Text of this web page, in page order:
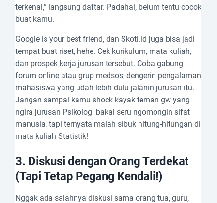
terkenal,” langsung daftar. Padahal, belum tentu cocok
buat kamu.
Google is your best friend, dan Skoti.id juga bisa jadi
tempat buat riset, hehe. Cek kurikulum, mata kuliah,
dan prospek kerja jurusan tersebut. Coba gabung
forum online atau grup medsos, dengerin pengalaman
mahasiswa yang udah lebih dulu jalanin jurusan itu.
Jangan sampai kamu shock kayak teman gw yang
ngira jurusan Psikologi bakal seru ngomongin sifat
manusia, tapi ternyata malah sibuk hitung-hitungan di
mata kuliah Statistik!
3. Diskusi dengan Orang Terdekat
(Tapi Tetap Pegang Kendali!)
Nggak ada salahnya diskusi sama orang tua, guru,